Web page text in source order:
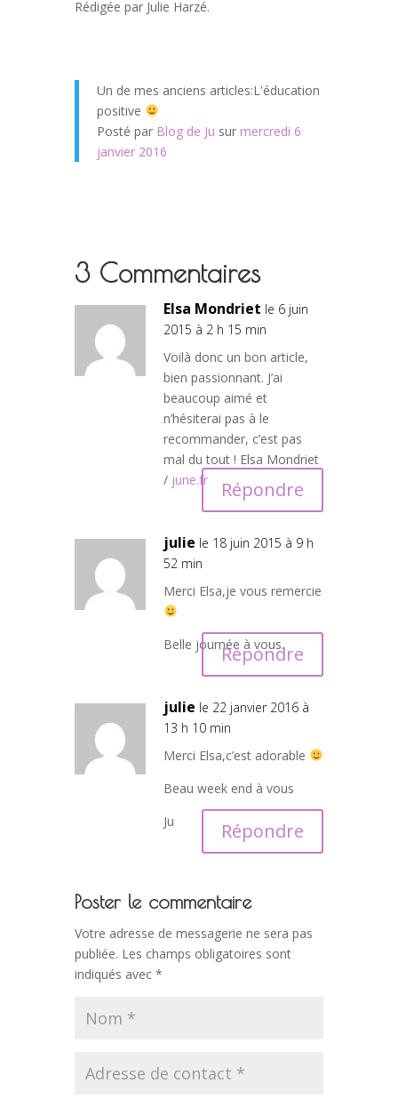
Rédigée par Julie Harzé.
Un de mes anciens articles:L'éducation
positive
Posté par Blog de Ju sur mercredi 6
janvier 2016
3 Commentaires
Elsa Mondriet le 6 juin
2015 à 2 h 15 min
Voilà donc un bon article,
bien passionnant. J’ai
beaucoup aimé et
n’hésiterai pas à le
recommander, c’est pas
mal du tout ! Elsa Mondriet
/ june.fr Répondre
julie le 18 juin 2015 à 9 h
52 min
Merci Elsa,je vous remercie
Belle journée à vous.
Répondre
julie le 22 janvier 2016 à
13 h 10 min
Merci Elsa,c’est adorable
Beau week end à vous
Ju
Répondre
Poster le commentaire
Votre adresse de messagerie ne sera pas
publiée. Les champs obligatoires sont
indiqués avec *